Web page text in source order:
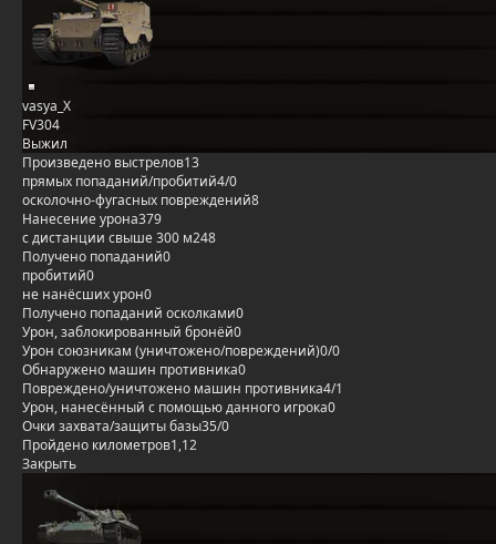
vasya_X
FV304
Выжил
Произведено выстрелов13
прямых попаданий/пробитий4/0
осколочно-фугасных повреждений8
Нанесение урона379
с дистанции свыше 300 м248
Получено попаданий0
пробитий0
не нанёсших урон0
Получено попаданий осколками0
Урон, заблокированный бронёй0
Урон союзникам (уничтожено/повреждений)0/0
Обнаружено машин противника0
Повреждено/уничтожено машин противника4/1
Урон, нанесённый с помощью данного игрока0
Очки захвата/защиты базы35/0
Пройдено километров1,12
Закрыть